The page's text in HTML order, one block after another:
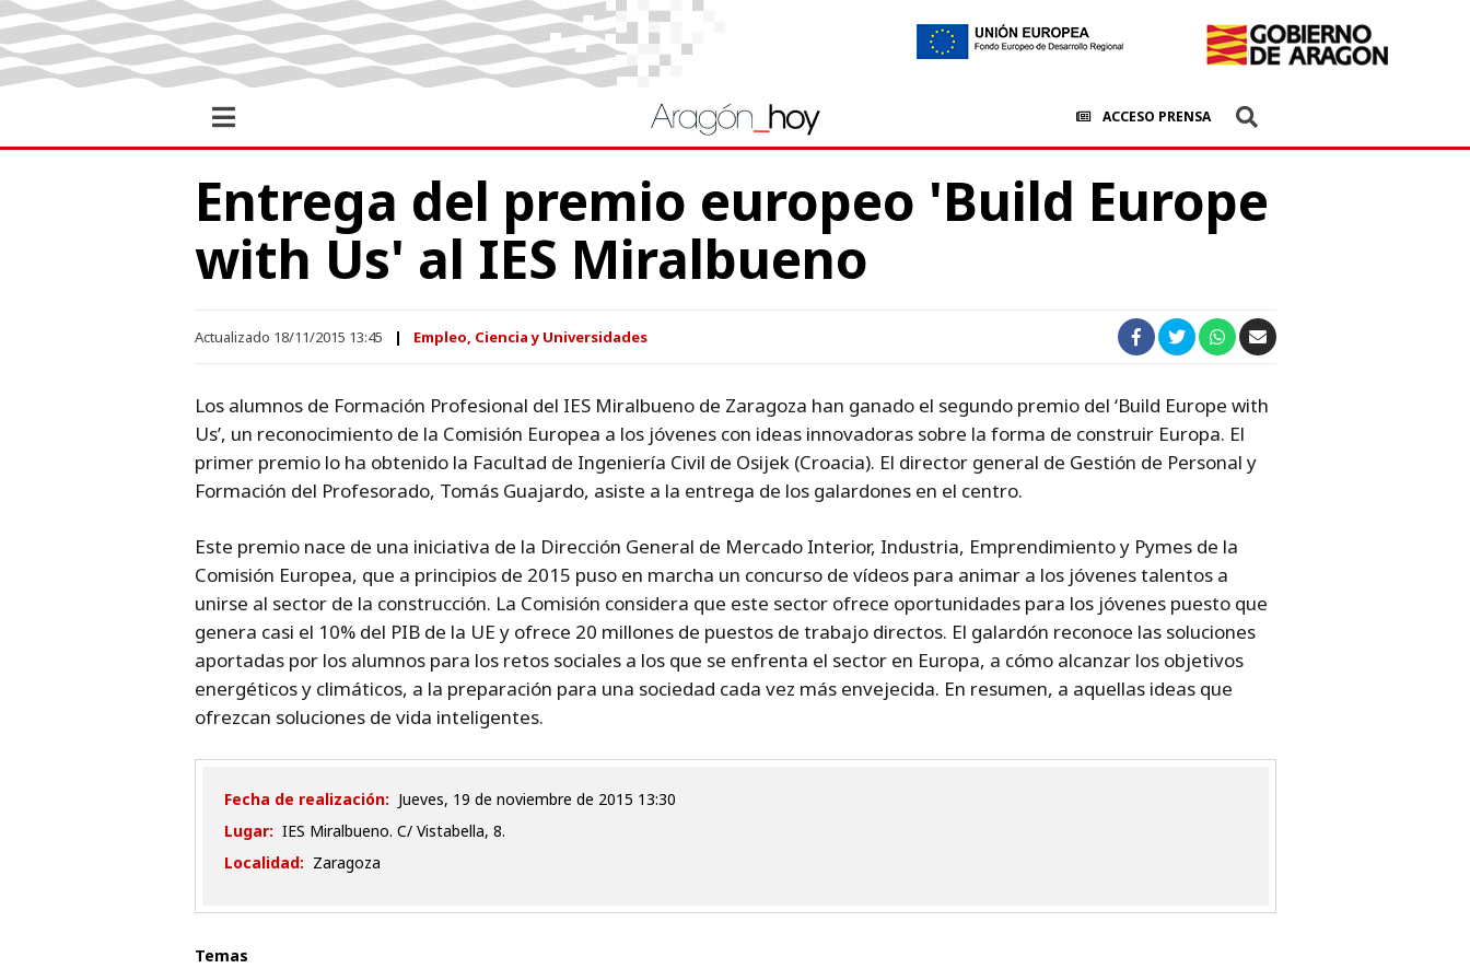
ACCESO PRENSA
Entrega del premio europeo 'Build Europe
with Us' al IES Miralbueno
Actualizado 18/11/2015 13:45 Empleo, Ciencia y Universidades
Los alumnos de Formación Profesional del IES Miralbueno de Zaragoza han ganado el segundo premio del ‘Build Europe with
Us’, un reconocimiento de la Comisión Europea a los jóvenes con ideas innovadoras sobre la forma de construir Europa. El
primer premio lo ha obtenido la Facultad de Ingeniería Civil de Osijek (Croacia). El director general de Gestión de Personal y
Formación del Profesorado, Tomás Guajardo, asiste a la entrega de los galardones en el centro.
Este premio nace de una iniciativa de la Dirección General de Mercado Interior, Industria, Emprendimiento y Pymes de la
Comisión Europea, que a principios de 2015 puso en marcha un concurso de vídeos para animar a los jóvenes talentos a
unirse al sector de la construcción. La Comisión considera que este sector ofrece oportunidades para los jóvenes puesto que
genera casi el 10% del PIB de la UE y ofrece 20 millones de puestos de trabajo directos. El galardón reconoce las soluciones
aportadas por los alumnos para los retos sociales a los que se enfrenta el sector en Europa, a cómo alcanzar los objetivos
energéticos y climáticos, a la preparación para una sociedad cada vez más envejecida. En resumen, a aquellas ideas que
ofrezcan soluciones de vida inteligentes.
Fecha de realización:
jueves, 19 de noviembre de 2015 13:30
Lugar: IES Miralbueno. C/ Vistabella, 8.
Localidad: Zaragoza
Temas